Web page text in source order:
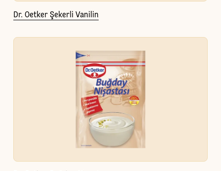
Dr. Oetker Şekerli Vanilin